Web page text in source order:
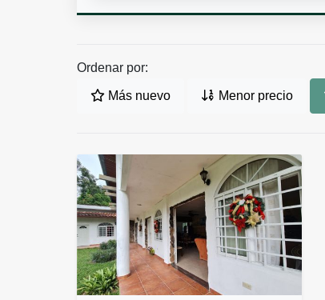
Ordenar por:
Más nuevo Menor precio